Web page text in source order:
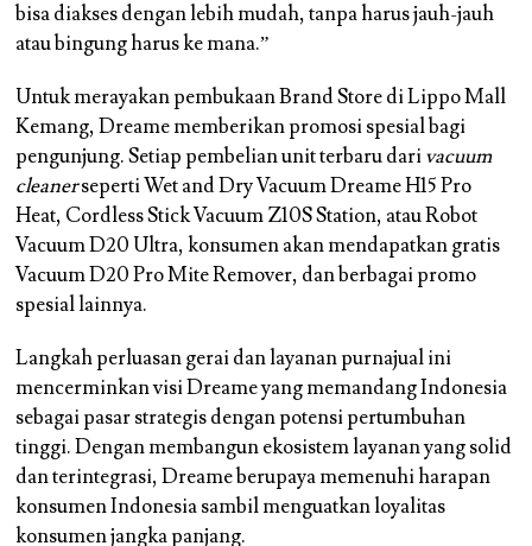
bisa diakses dengan lebih mudah, tanpa harus jauh-jauh
atau bingung harus ke mana.”
Untuk merayakan pembukaan Brand Store di Lippo Mall
Kemang, Dreame memberikan promosi spesial bagi
pengunjung. Setiap pembelian unit terbaru darivacuum
cleanerseperti Wet and Dry Vacuum Dreame H15 Pro
Heat, Cordless Stick Vacuum Z10S Station, atau Robot
Vacuum D20 Ultra, konsumen akan mendapatkan gratis
Vacuum D20 Pro Mite Remover, dan berbagai promo
spesial lainnya.
Langkah perluasan gerai dan layanan purnajual ini
mencerminkan visi Dreame yang memandang Indonesia
sebagai pasar strategis dengan potensi pertumbuhan
tinggi. Dengan membangun ekosistem layanan yang solid
dan terintegrasi, Dreame berupaya memenuhi harapan
konsumen Indonesia sambil menguatkan loyalitas
konsumen jangka panjang.